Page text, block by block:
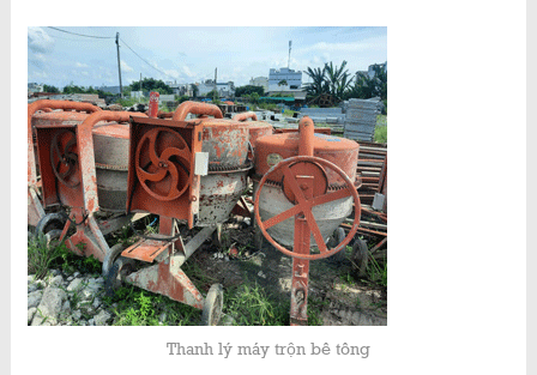
Thanh lý máy trộn bê tông